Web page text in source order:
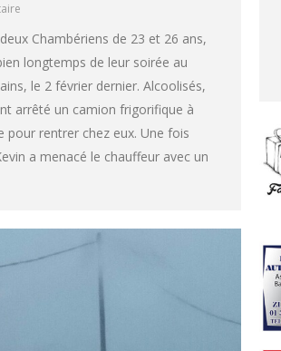
Chambériens de 23 et 26 ans,
longtemps de leur soirée au
le 2 février dernier. Alcoolisés,
arrêté un camion frigorifique à
pour rentrer chez eux. Une fois
a menacé le chauffeur avec un